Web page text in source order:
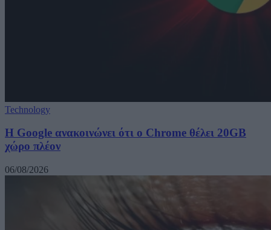
Technology
Η Google ανακοινώνει ότι ο Chrome θέλει 20GB
χώρο πλέον
06/08/2026